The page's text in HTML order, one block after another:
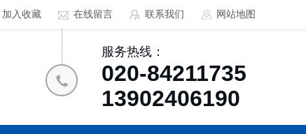
加入收藏 在线留言 联系我们 网站地图
服务热线：
020-84211735
13902406190